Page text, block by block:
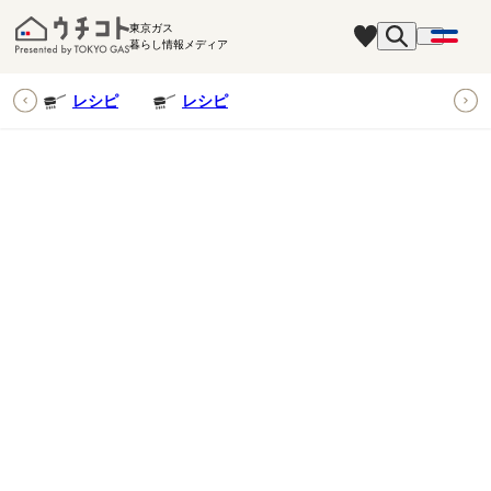
東京ガス
暮らし情報メディア
レシピ レシピ